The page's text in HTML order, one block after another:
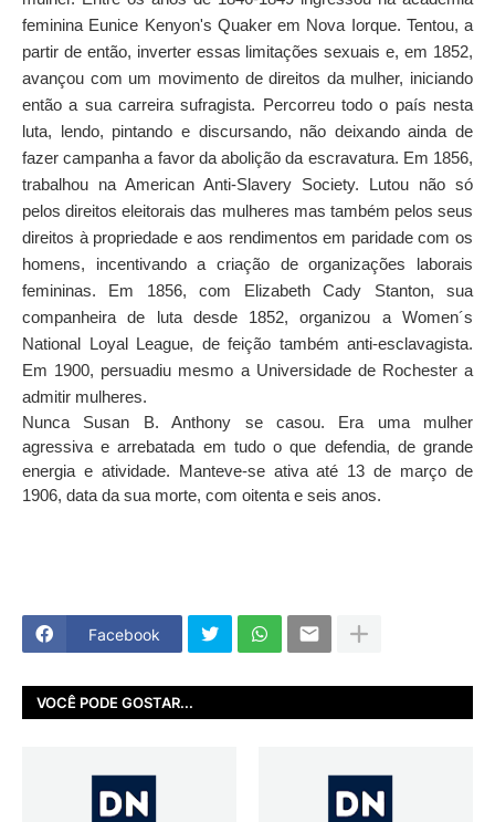
feminina Eunice Kenyon's Quaker em Nova Iorque. Tentou, a
partir de então, inverter essas limitações sexuais e, em 1852,
avançou com um movimento de direitos da mulher, iniciando
então a sua carreira sufragista. Percorreu todo o país nesta
luta, lendo, pintando e discursando, não deixando ainda de
fazer campanha a favor da abolição da escravatura. Em 1856,
trabalhou na American Anti-Slavery Society. Lutou não só
pelos direitos eleitorais das mulheres mas também pelos seus
direitos à propriedade e aos rendimentos em paridade com os
homens, incentivando a criação de organizações laborais
femininas. Em 1856, com Elizabeth Cady Stanton, sua
companheira de luta desde 1852, organizou a Women´s
National Loyal League, de feição também anti-esclavagista.
Em 1900, persuadiu mesmo a Universidade de Rochester a
admitir mulheres.
Nunca Susan B. Anthony se casou. Era uma mulher
agressiva e arrebatada em tudo o que defendia, de grande
energia e atividade. Manteve-se ativa até 13 de março de
1906, data da sua morte, com oitenta e seis anos.
Facebook
VOCÊ PODE GOSTAR...